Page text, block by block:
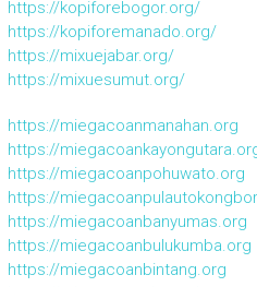
https://kopiforebogor.org/
https://kopiforemanado.org/
https://mixuejabar.org/
https://mixuesumut.org/
https://miegacoanmanahan.org
https://
https://miegacoanpohuwato.org
https://
https://miegacoanbanyumas.org
https://miegacoanbulukumba.org
https://miegacoanbintang.org